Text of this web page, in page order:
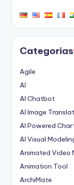
Categorias
Agile
AI
AI Chatbot
AI Image
AI Powered
AI Visual
Animated Video
Animation Tool
ArchiMate